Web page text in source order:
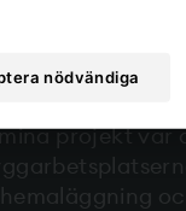
Ab
lång
största
projekt var
nödvändiga